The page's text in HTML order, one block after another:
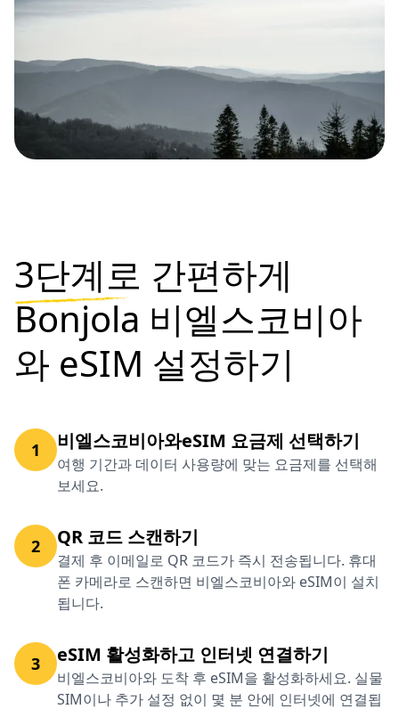
3단계로 간편하게
Bonjola 비엘스코비아
와 eSIM 설정하기
1 비엘스코비아와eSIM 요금제 선택하기
여행 기간과 데이터 사용량에 맞는 요금제를 선택해
보세요.
2 QR 코드 스캔하기
결제 후 이메일로 QR 코드가 즉시 전송됩니다. 휴대
폰 카메라로 스캔하면 비엘스코비아와 eSIM이 설치
됩니다.
3 eSIM 활성화하고 인터넷 연결하기
비엘스코비아와 도착 후 eSIM을 활성화하세요. 실물
SIM이나 추가 설정 없이 몇 분 안에 인터넷에 연결됩